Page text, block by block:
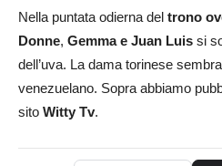
Nella puntata odierna del trono
Donne, Gemma e Juan Luis si
dell’uva. La dama torinese
venezuelano. Sopra abbiamo
sito Witty Tv.